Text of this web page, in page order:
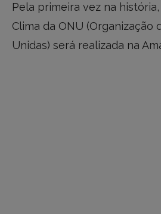
Pela primeira vez na
Clima da ONU (Organização
Unidas) será realizada na